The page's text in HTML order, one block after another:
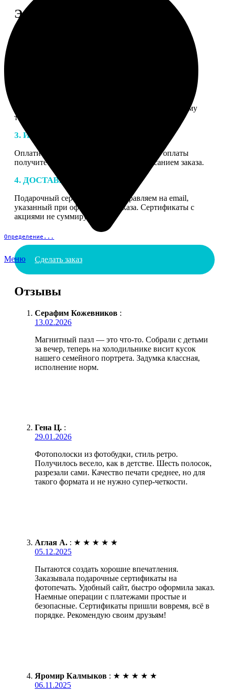
Определение...
Меню
Этапы работы
специалисты могут связаться с Вами по указанному
телефону или email для согласования деталей.
3. ИЗГОТОВЛЕНИЕ
Оплатите заказ банковской картой. После оплаты
получите подтверждение на email с описанием заказа.
4. ДОСТАВКА И ОПЛАТА
Подарочный сертификат мы отправляем на email,
указанный при оформлении заказа. Сертификаты с
акциями не суммируются.
Сделать заказ
Отзывы
Серафим Кожевников :
13.02.2026
Магнитный пазл — это что-то. Собрали с детьми
за вечер, теперь на холодильнике висит кусок
нашего семейного портрета. Задумка классная,
исполнение норм.
Гена Ц. :
29.01.2026
Фотополоски из фотобудки, стиль ретро.
Получилось весело, как в детстве. Шесть полосок,
разрезали сами. Качество печати среднее, но для
такого формата и не нужно супер-четкости.
Аглая А. : ★ ★ ★ ★ ★
05.12.2025
Пытаются создать хорошие впечатления.
Заказывала подарочные сертификаты на
фотопечать. Удобный сайт, быстро оформила заказ.
Наемные операции с платежами простые и
безопасные. Сертификаты пришли вовремя, всё в
порядке. Рекомендую своим друзьям!
Яромир Калмыков : ★ ★ ★ ★ ★
06.11.2025